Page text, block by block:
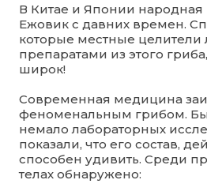
В Китае и Японии
Ежовик с давних времен.
которые местные целители
препаратами из этого
широк!
Современная медицина
феноменальным грибом.
немало лабораторных
показали, что его состав,
способен удивить. Среди
телах обнаружено: